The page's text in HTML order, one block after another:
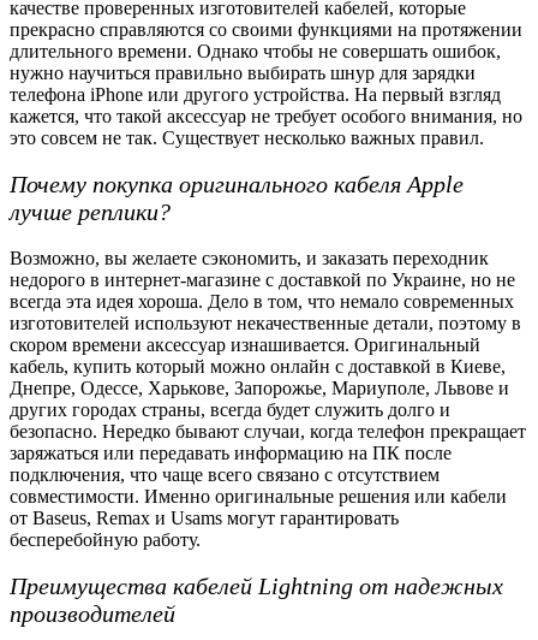
качестве проверенных изготовителей кабелей, которые
прекрасно справляются со своими функциями на протяжении
длительного времени. Однако чтобы не совершать ошибок,
нужно научиться правильно выбирать шнур для зарядки
телефона iPhone или другого устройства. На первый взгляд
кажется, что такой аксессуар не требует особого внимания, но
это совсем не так. Существует несколько важных правил.
Почему покупка оригинального кабеля Apple
лучше реплики?
Возможно, вы желаете сэкономить, и заказать переходник
недорого в интернет-магазине с доставкой по Украине, но не
всегда эта идея хороша. Дело в том, что немало современных
изготовителей используют некачественные детали, поэтому в
скором времени аксессуар изнашивается. Оригинальный
кабель, купить который можно онлайн с доставкой в Киеве,
Днепре, Одессе, Харькове, Запорожье, Мариуполе, Львове и
других городах страны, всегда будет служить долго и
безопасно. Нередко бывают случаи, когда телефон прекращает
заряжаться или передавать информацию на ПК после
подключения, что чаще всего связано с отсутствием
совместимости. Именно оригинальные решения или кабели
от Baseus, Remax и Usams могут гарантировать
бесперебойную работу.
Преимущества кабелей Lightning от надежных
производителей